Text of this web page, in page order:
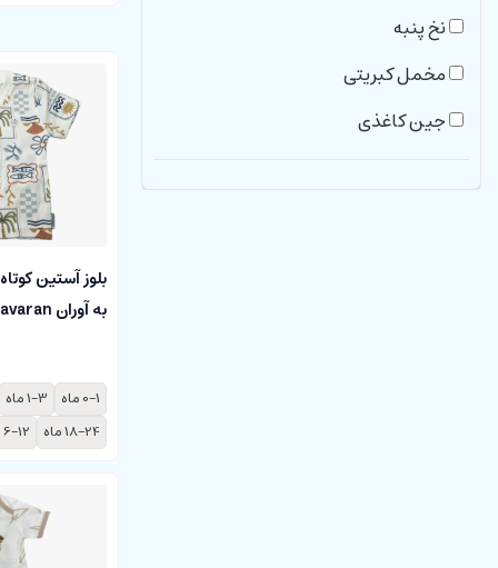
3-4 سال
36-48 ماه
یاسی
بادمجانی
زرشکی
کرم
نخ پنبه
مخمل کبریتی
جین کاغذی
لنین
بلوز آستین
به آوران behavaran
0-1 ماه
1-3 ماه
18-24 ماه
6-12 ماه